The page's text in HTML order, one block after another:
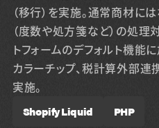
（移行）を実施。通常商材に
（度数や処方箋など）の処
トフォームのデフォルト機能
カラーチップ、税計算外部連
実施。
Shopify Liquid PHP